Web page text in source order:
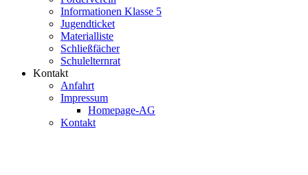
Informationen Klasse 5
Jugendticket
Materialliste
Schließfächer
Schulelternrat
Kontakt
Anfahrt
Impressum
Homepage-AG
Kontakt